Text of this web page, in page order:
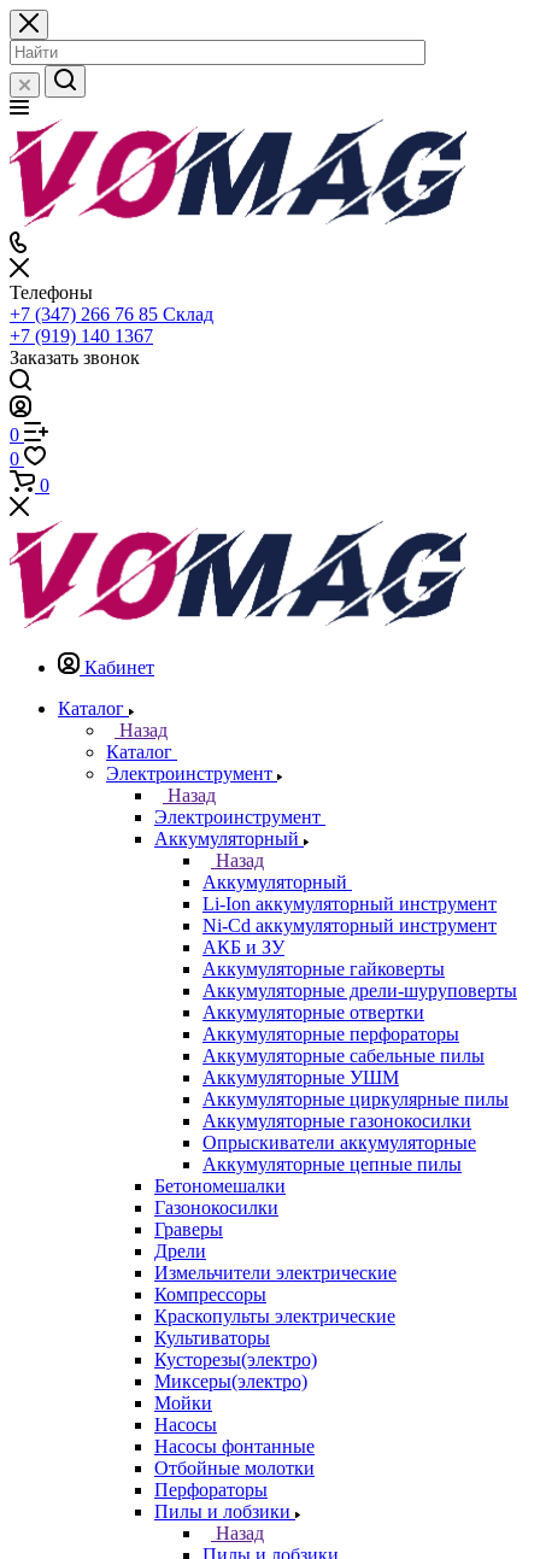
Телефоны
+7 (347) 266 76 85 Склад
+7 (919) 140 1367
Заказать звонок
0
0
0
Кабинет
Каталог
Назад
Каталог
Электроинструмент
Назад
Электроинструмент
Аккумуляторный
Назад
Аккумуляторный
Li-Ion аккумуляторный инструмент
Ni-Cd аккумуляторный инструмент
АКБ и ЗУ
Аккумуляторные гайковерты
Аккумуляторные дрели-шуруповерты
Аккумуляторные отвертки
Аккумуляторные перфораторы
Аккумуляторные сабельные пилы
Аккумуляторные УШМ
Аккумуляторные циркулярные пилы
Аккумуляторные газонокосилки
Опрыскиватели аккумуляторные
Аккумуляторные цепные пилы
Бетономешалки
Газонокосилки
Граверы
Дрели
Измельчители электрические
Компрессоры
Краскопульты электрические
Культиваторы
Кусторезы(электро)
Миксеры(электро)
Мойки
Насосы
Насосы фонтанные
Отбойные молотки
Перфораторы
Пилы и лобзики
Назад
Пилы и лобзики